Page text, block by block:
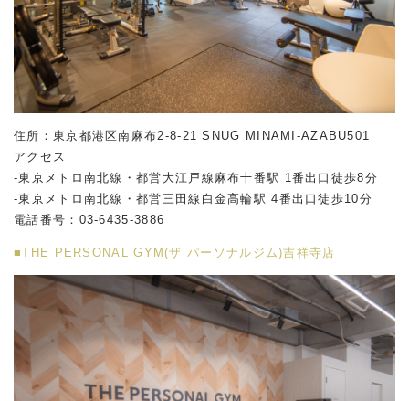
住所：東京都港区南麻布2-8-21 SNUG MINAMI-AZABU501
アクセス
-東京メトロ南北線・都営大江戸線麻布十番駅 1番出口徒歩8分
-東京メトロ南北線・都営三田線白金高輪駅 4番出口徒歩10分
電話番号： 03-6435-3886
■THE PERSONAL GYM(ザ パーソナルジム)吉祥寺店